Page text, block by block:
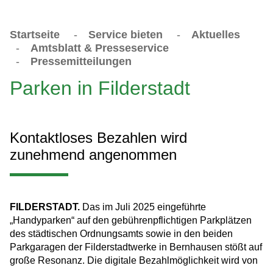
Startseite - Service bieten -
Aktuelles
-
Amtsblatt & Presseservice
-
Pressemitteilungen
Parken in Filderstadt
Kontaktloses Bezahlen wird
zunehmend angenommen
FILDERSTADT. Das im Juli 2025 eingeführte
„Handyparken“ auf den gebührenpflichtigen Parkplätzen
des städtischen Ordnungsamts sowie in den beiden
Parkgaragen der Filderstadtwerke in Bernhausen stößt auf
große Resonanz. Die digitale Bezahlmöglichkeit wird von